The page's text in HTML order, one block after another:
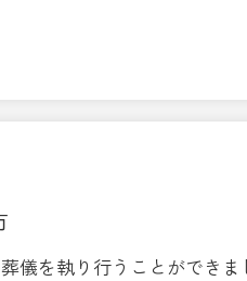
儀を執り行うことができま